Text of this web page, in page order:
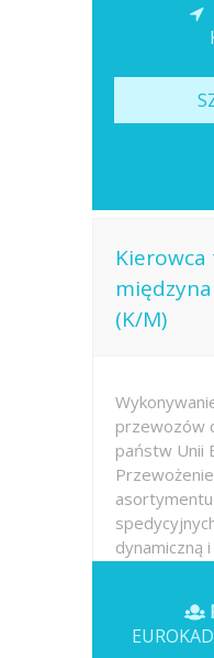
(K/M)
przewozów
państw Unii
dynamiczną